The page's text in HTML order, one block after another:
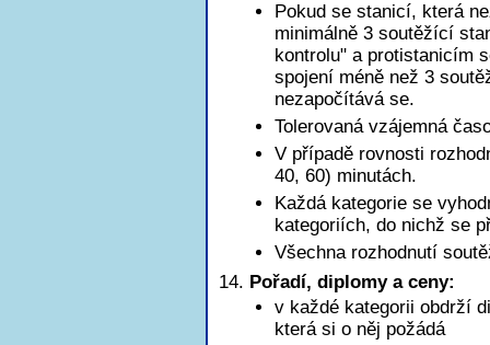
Pokud se stanicí, která
minimálně 3 soutěžící
kontrolu" a protistanicím
spojení méně než 3
nezapočítává se.
Tolerovaná vzájemná
V případě rovnosti
40, 60) minutách.
Každá kategorie se
kategoriích, do nichž se
Všechna rozhodnutí
Pořadí, diplomy a ceny:
v každé kategorii obdrží
která si o něj požádá